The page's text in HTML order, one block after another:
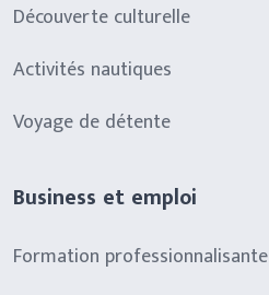
Découverte culturelle
Activités nautiques
Voyage de détente
Business et emploi
Formation professionnalisante